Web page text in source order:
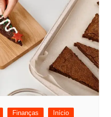
Finanças
Início